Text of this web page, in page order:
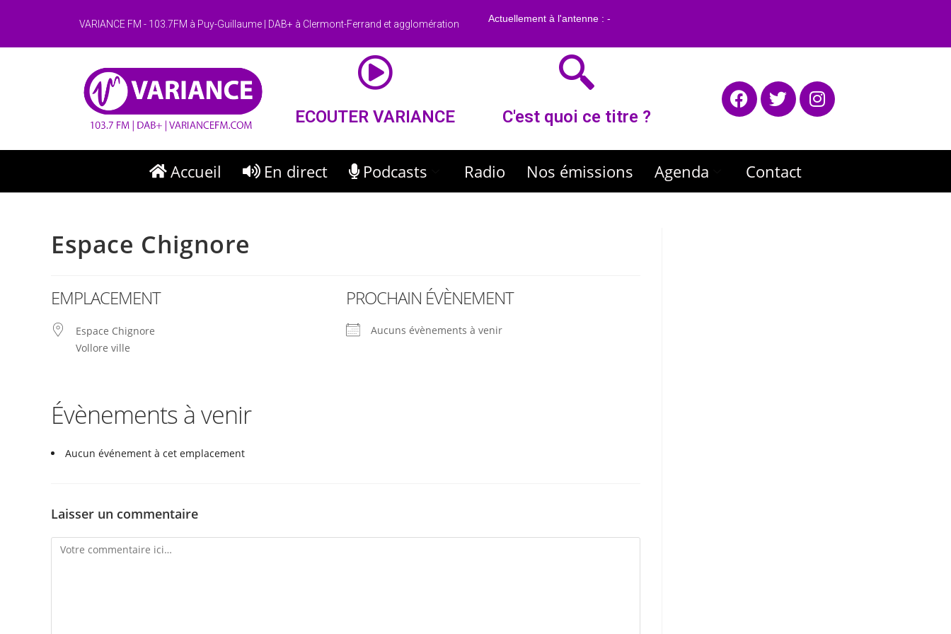
VARIANCE FM - 103.7FM à Puy-Guillaume | DAB+ à Clermont-Ferrand et agglomération
ECOUTER VARIANCE C'est quoi ce titre ?
Accueil En direct Podcasts Radio Nos émissions Agenda Contact
Espace Chignore
EMPLACEMENT
Espace Chignore
Vollore ville
PROCHAIN ÉVÈNEMENT
Aucuns évènements à venir
Évènements à venir
Aucun événement à cet emplacement
Laisser un commentaire